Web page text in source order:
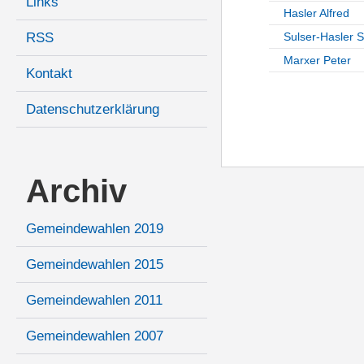
RSS
Kontakt
Datenschutzerklärung
Archiv
Gemeindewahlen 2019
Gemeindewahlen 2015
Gemeindewahlen 2011
Gemeindewahlen 2007
Hasler Alfred
Sulser-Hasler
Marxer Peter